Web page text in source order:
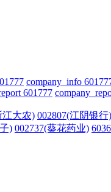
company_info
601777
江大农) 002807(江阴银行)
) 002737(葵花药业)